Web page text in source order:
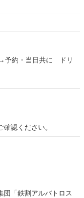
約・当日共に ドリ
認ください。
団「鉄割アルバトロス